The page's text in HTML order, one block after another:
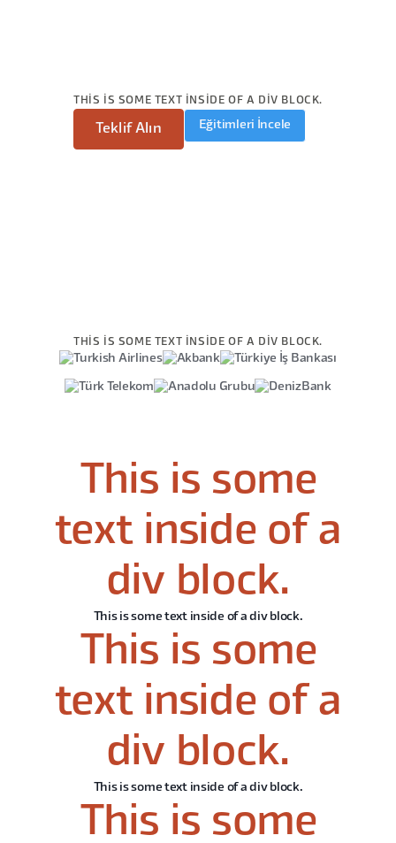
THIS IS SOME TEXT INSIDE OF A DIV BLOCK.
Teklif Alın Eğitimleri İncele
THIS IS SOME TEXT INSIDE OF A DIV BLOCK.
This is some
text inside of a
div block.
This is some text inside of a div block.
This is some
text inside of a
div block.
This is some text inside of a div block.
This is some